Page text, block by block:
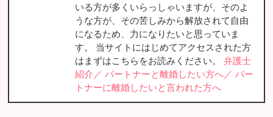
いる方が多くいらっしゃいますが、そのよ
うな方が、その苦しみから解放されて自由
になるため、力になりたいと思っていま
す。 当サイトにはじめてアクセスされた方
はまずはこちらをお読みください。弁護士
紹介／ パートナーと離婚したい方へ／ パー
トナーに離婚したいと言われた方へ